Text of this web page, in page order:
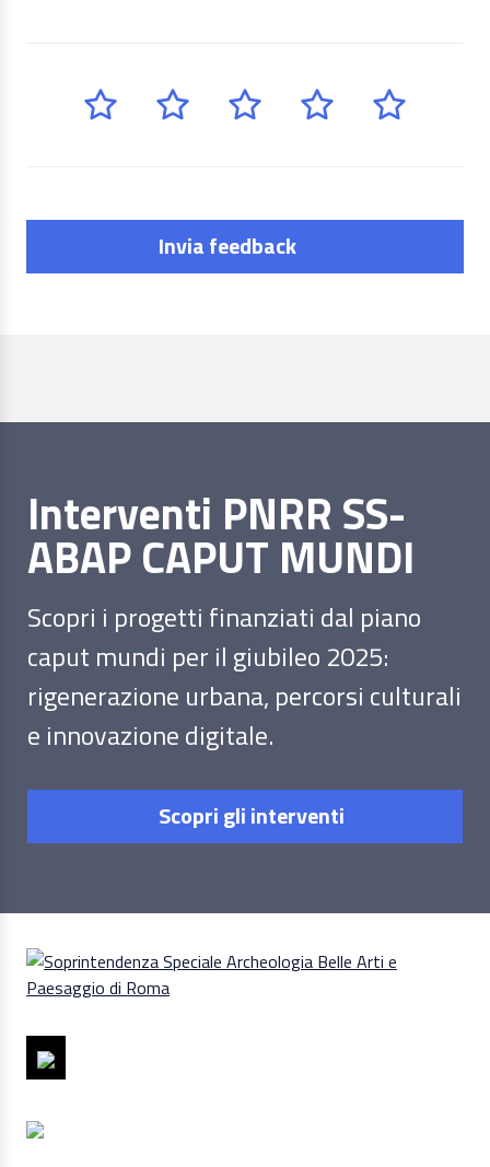
Invia feedback
Interventi PNRR SS-
ABAP CAPUT MUNDI
Scopri i progetti finanziati dal piano
caput mundi per il giubileo 2025:
rigenerazione urbana, percorsi culturali
e innovazione digitale.
Scopri gli interventi